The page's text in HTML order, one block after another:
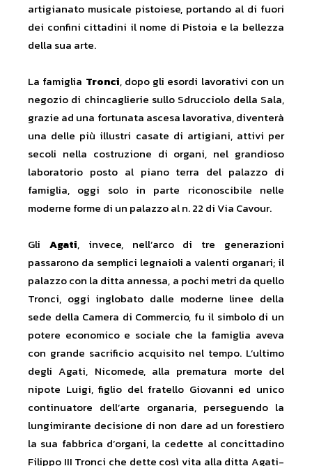
artigianato musicale pistoiese, portando al di fuori
dei confini cittadini il nome di Pistoia e la bellezza
della sua arte.
La famiglia Tronci, dopo gli esordi lavorativi con un
negozio di chincaglierie sullo Sdrucciolo della Sala,
grazie ad una fortunata ascesa lavorativa, diventerà
una delle più illustri casate di artigiani, attivi per
secoli nella costruzione di organi, nel grandioso
laboratorio posto al piano terra del palazzo di
famiglia, oggi solo in parte riconoscibile nelle
moderne forme di un palazzo al n. 22 di Via Cavour.
Gli Agati, invece, nell’arco di tre generazioni
passarono da semplici legnaioli a valenti organari; il
palazzo con la ditta annessa, a pochi metri da quello
Tronci, oggi inglobato dalle moderne linee della
sede della Camera di Commercio, fu il simbolo di un
potere economico e sociale che la famiglia aveva
con grande sacrificio acquisito nel tempo. L’ultimo
degli Agati, Nicomede, alla prematura morte del
nipote Luigi, figlio del fratello Giovanni ed unico
continuatore dell’arte organaria, perseguendo la
lungimirante decisione di non dare ad un forestiero
la sua fabbrica d’organi, la cedette al concittadino
Filippo III Tronci che dette così vita alla ditta Agati-